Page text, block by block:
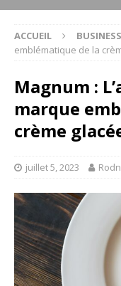
ACCUEIL BUSINESS
emblématique de la
Magnum :
marque
crème
juillet 5, 2023